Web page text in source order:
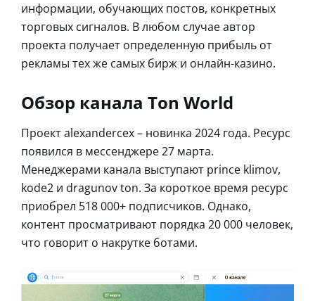
информации, обучающих постов, конкретных
торговых сигналов. В любом случае автор
проекта получает определенную прибыль от
рекламы тех же самых бирж и онлайн-казино.
Обзор канала Ton World
Проект alexandercex – новинка 2024 года. Ресурс
появился в мессенджере 27 марта.
Менеджерами канала выступают prince klimov,
kode2 и dragunov ton. За короткое время ресурс
приобрел 518 000+ подписчиков. Однако,
контент просматривают порядка 20 000 человек,
что говорит о накрутке ботами.